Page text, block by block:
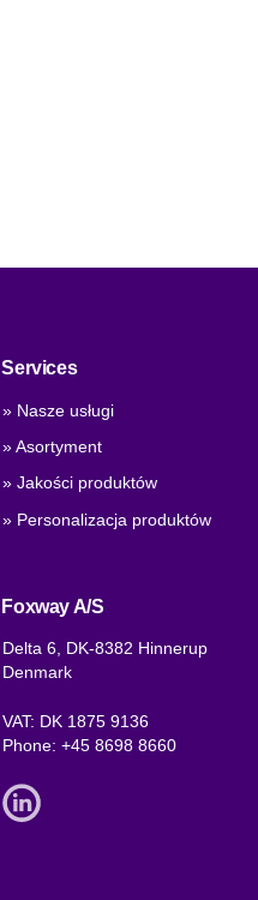
Services
» Nasze usługi
» Asortyment
» Jakości produktów
» Personalizacja produktów
Foxway A/S
Delta 6, DK-8382 Hinnerup
Denmark
VAT: DK 1875 9136
Phone:+45 8698 8660